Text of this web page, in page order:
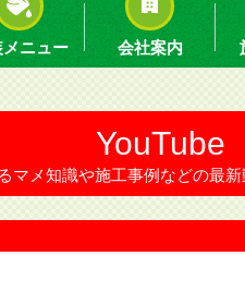
ニュー 会社案内
YouTube
マメ知識や施工事例などの最新